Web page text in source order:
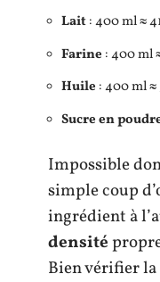
Lait: 400 ml ≈
Farine : 400 ml
Huile : 400 ml ≈
Sucre en
Impossible
simple coup
ingrédient à
densité
Bien vérifier la